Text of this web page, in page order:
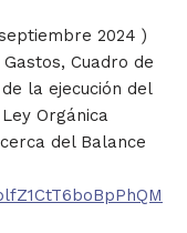
2024 )
Cuadro de
la ejecución del
Orgánica
del Balance